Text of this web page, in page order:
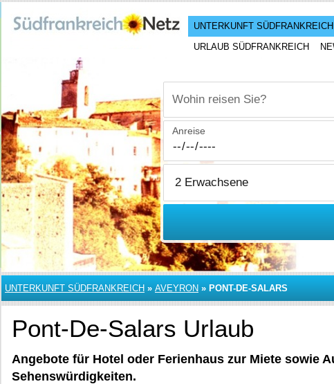
UNTERKUNFT SÜDFRANKREICH
URLAUB SÜDFRANKREICH
Wohin reisen Sie?
Anreise
UNTERKUNFT SÜDFRANKREICH » AVEYRON » PONT-DE-SALARS
Pont-De-Salars Urlaub
Angebote für Hotel oder Ferienhaus zur Miete sowie
Sehenswürdigkeiten.